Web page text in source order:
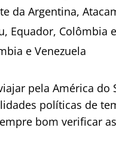
da Argentina,
Equador, Colômbia
e Venezuela
pela América
políticas de
bom verificar